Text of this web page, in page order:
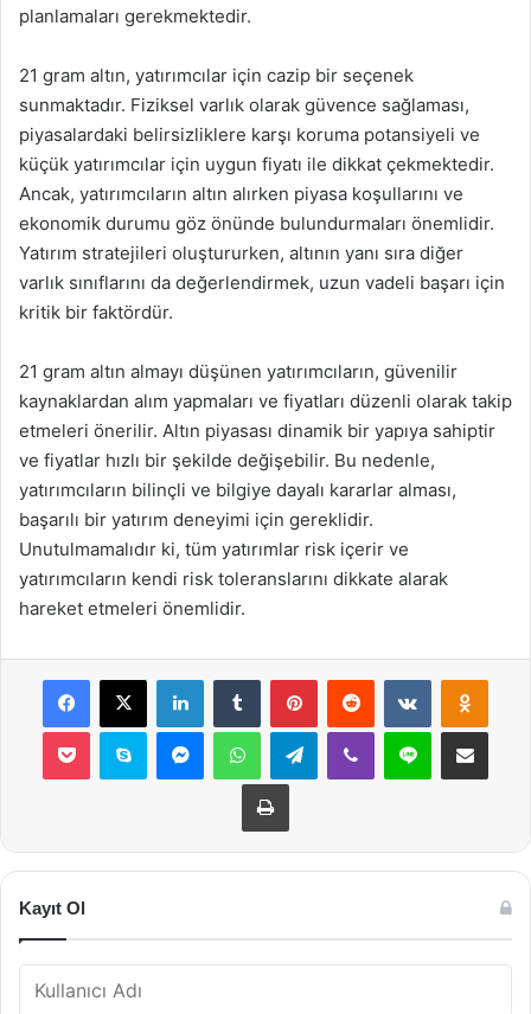
planlamaları gerekmektedir.
21 gram altın, yatırımcılar için cazip bir seçenek
sunmaktadır. Fiziksel varlık olarak güvence sağlaması,
piyasalardaki belirsizliklere karşı koruma potansiyeli ve
küçük yatırımcılar için uygun fiyatı ile dikkat çekmektedir.
Ancak, yatırımcıların altın alırken piyasa koşullarını ve
ekonomik durumu göz önünde bulundurmaları önemlidir.
Yatırım stratejileri oluştururken, altının yanı sıra diğer
varlık sınıflarını da değerlendirmek, uzun vadeli başarı için
kritik bir faktördür.
21 gram altın almayı düşünen yatırımcıların, güvenilir
kaynaklardan alım yapmaları ve fiyatları düzenli olarak takip
etmeleri önerilir. Altın piyasası dinamik bir yapıya sahiptir
ve fiyatlar hızlı bir şekilde değişebilir. Bu nedenle,
yatırımcıların bilinçli ve bilgiye dayalı kararlar alması,
başarılı bir yatırım deneyimi için gereklidir.
Unutulmamalıdır ki, tüm yatırımlar risk içerir ve
yatırımcıların kendi risk toleranslarını dikkate alarak
hareket etmeleri önemlidir.
Facebook
X LinkedInTumblr PinterestReddit VKontakte
Pocket Skype MessengerWhatsAppTelegramViber Line E-Posta ile
Yazdır
Kayıt Ol